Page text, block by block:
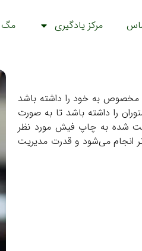
مرکز یادگیری مگ
مخصوص به خود را داشته باشد
را داشته باشد تا به صورت
شده به چاپ فیش مورد نظر
انجام می‌شود و قدرت مدیریت